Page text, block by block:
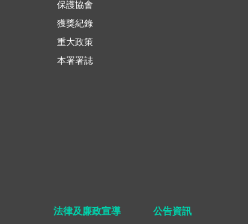
保護協會
獲獎紀錄
重大政策
本署署誌
法律及廉政宣導 公告資訊